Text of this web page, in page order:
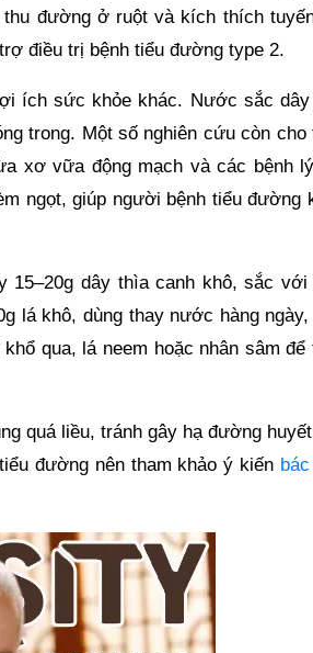
đường ở ruột và kích thích
điều trị bệnh tiểu đường type 2.
ích sức khỏe khác. Nước sắc
trong. Một số nghiên cứu còn cho
xơ vữa động mạch và các bệnh
ngọt, giúp người bệnh tiểu đường
15–20g dây thìa canh khô, sắc
lá khô, dùng thay nước hàng
qua, lá neem hoặc nhân sâm để
quá liều, tránh gây hạ đường
đường nên tham khảo ý kiến